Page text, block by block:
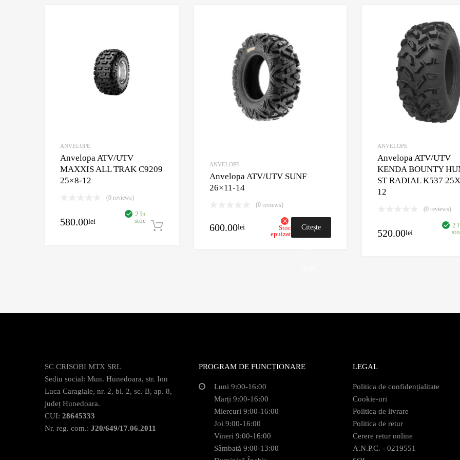
ANVELOPE
Anvelopa ATV/UTV
MAXXIS ALL TRAK C9209
25×8-12
(0 reviews)
580.00lei
2 în
stoc
Adaugă în coș
ANVELOPE
Anvelopa ATV/UTV SUNF
26×11-14
(0 reviews)
600.00lei
Stoc
epuizat
Citește
ANVELOPE
Anvelopa ATV/UTV
KENDA BOUNTY
ST RADIAL K537
12
(0 reviews)
520.00lei
2
SC CRISOBI MTX SRL
Sediu social: Mun. Hunedoara, str. Ion
Luca Caragiale, nr. 2, bl. 2, sc. B, ap. 8,
județ Hunedoara.
CUI: 28645333
Nr. reg. com.: J20/649/17.06.2011
PROGRAM DE FUNCȚIONARE
Luni 9:00-16:00
Marți 9:00-16:00
Miercuri 9:00-16:00
Joi 9:00-16:00
Vineri 9:00-16:00
Sâmbată 9:00-13:00
LEGAL
Politica de confidențialitate
Cookie-uri
Politica de livrare
Politica de retur
Cerere retur online
A.N.P.C. - 0219551